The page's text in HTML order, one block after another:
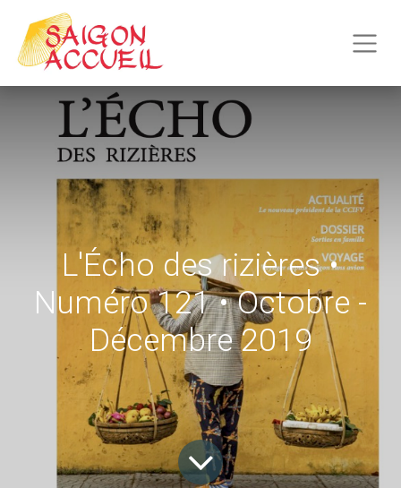
L'Écho des rizières •
Numéro 121 • Octobre -
Décembre 2019